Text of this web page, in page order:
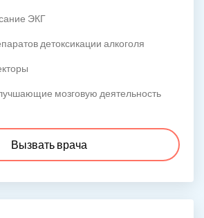
ЭКГ
детоксикации алкоголя
мозговую деятельность
Вызвать врача